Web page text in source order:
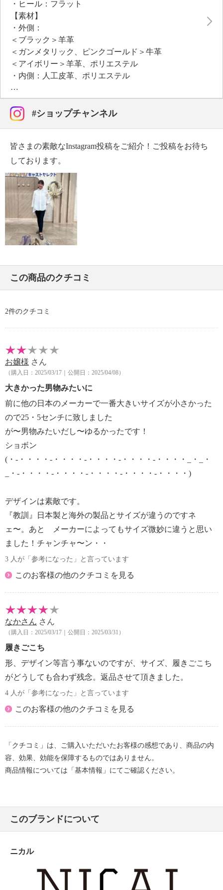
スし、マニッシュさと女性らしさのバランスを絶妙に
演出。
・ヒール：フラット
【素材】
・外側：
＜ブラック＞羊革
＜ガンメタリック、ピンクゴールド＞牛革
＜アイボリー＞羊革、ポリエステル
・内側：人工皮革、ポリエステル
・アウトソール：合成底
【サイズ（ワイズ）】
・１．５Ｅ
【サイズ（その他）】
・前底厚み：約０．３ｃｍ
・前側着地点厚み：約０．３ｃｍ
・高低差：約２．２ｃｍ
【重さ】
・片足約２１５．５ｇ（サイズにより多少の差異あ
【個体差あり】
・個体差あり
【原産国（地）】
※普段と同じサイズをおすすめ。甲高の方や迷われた
場合はワンサイズ上をお選びください
#ショップチャンネル
皆さまの素敵なInstagram投稿をご紹介！ご投稿をお待ち
しております。
この商品のクチコミ
2件のクチコミ
お嬢様 さん
（購入日：2025/03/17｜公開日：2025/04/08）
大きかった男物みたいに
前に他の日本のメーカーで一番大きいサイズが小さかった
ので25・5センチに致しました
が〜男物みたいだし〜ゆるかったです！
ショボン
(・-・・・・-・・・・-・・・・-・・・・-・・・・_・_・
_・-・・・・-・・・・-・・・・-・・・・-・・・・)
デザインは素敵です。
『教訓』日本製と海外の製品とサイズが違うのですネ
ェ〜。あと メーカーによってもサイズ微妙に違うと思い
ました！チャンチャ〜ン・・
3 人が「参考になった」と言っています
このお客様の他のクチコミを見る
なかさん さん
（購入日：2025/03/17｜公開日：2025/03/31）
履きごこち
形、デザイン等言う事ないのですが、サイズ、履きごこち
がどうしても合わず残念。返品させて頂きました。
4 人が「参考になった」と言っています
このお客様の他のクチコミを見る
「クチコミ」は、ご購入いただいたお客様の感想であり、商品の内
容、効果、効能を保障するものではありません。
商品情報については「基本情報」にてご確認ください。
このブランドについて
ニカル